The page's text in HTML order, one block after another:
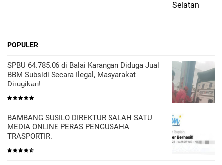
POPULER
SPBU 64.785.06 di Balai Karangan Diduga Jual
BBM Subsidi Secara Ilegal, Masyarakat
Dirugikan!
BAMBANG SUSILO DIREKTUR SALAH SATU
MEDIA ONLINE PERAS PENGUSAHA
TRASPORTIR.